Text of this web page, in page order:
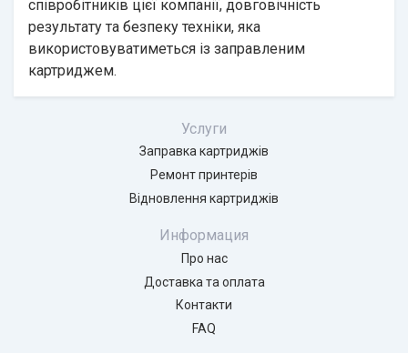
співробітників цієї компанії, довговічність
результату та безпеку техніки, яка
використовуватиметься із заправленим
картриджем.
Услуги
Заправка картриджів
Ремонт принтерів
Відновлення картриджів
Информация
Про нас
Доставка та оплата
Контакти
FAQ